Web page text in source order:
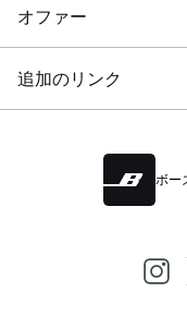
オファー
追加のリンク
ボー